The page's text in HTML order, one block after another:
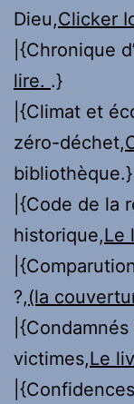
Dieu,Clicker
|{Chronique
lire. .}
|{Climat et
zéro-déchet,
bibliothèque.}
|{Code de la
historique,Le
?,(la
victimes,Le